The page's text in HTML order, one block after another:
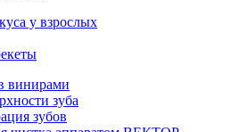
у взрослых
винирами
зуба
зубов